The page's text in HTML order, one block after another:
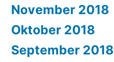
November 2018
Oktober 2018
September 2018